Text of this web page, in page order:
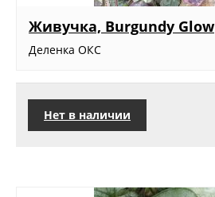
Живучка, Burgundy Glow
Деленка ОКС
Нет в наличии